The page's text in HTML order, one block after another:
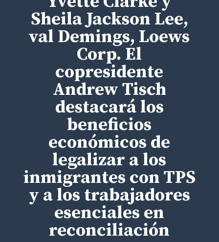
Sheila Jackson Lee,
val Demings, Loews
Corp. El
copresidente
Andrew Tisch
destacará los
beneficios
económicos de
legalizar a los
inmigrantes con TPS
y a los trabajadores
esenciales en
reconciliación